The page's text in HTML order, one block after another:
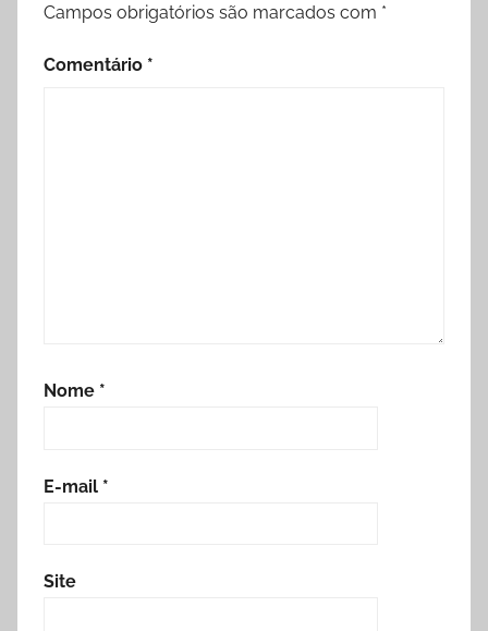
Campos obrigatórios são marcados com *
Comentário *
Nome *
E-mail *
Site